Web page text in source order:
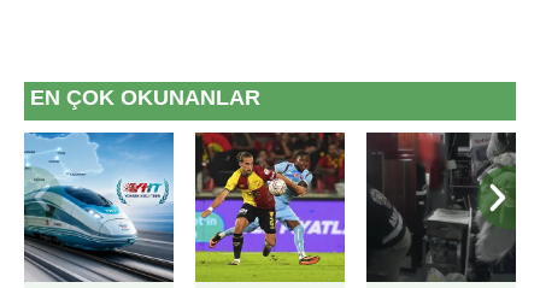
EN ÇOK OKUNANLAR